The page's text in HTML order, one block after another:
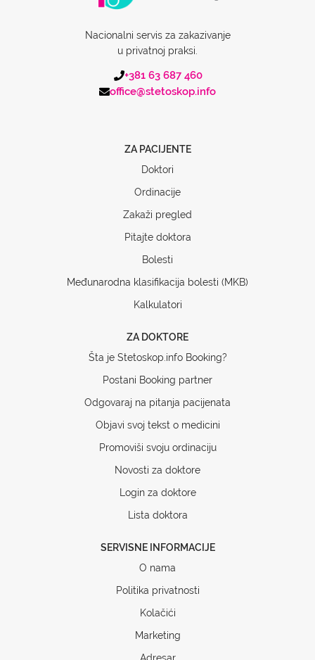
Nacionalni servis za zakazivanje
u privatnoj praksi.
+381 63 687 460
office@stetoskop.info
ZA PACIJENTE
Doktori
Ordinacije
Zakaži pregled
Pitajte doktora
Bolesti
Međunarodna klasifikacija bolesti (MKB)
Kalkulatori
ZA DOKTORE
Šta je Stetoskop.info Booking?
Postani Booking partner
Odgovaraj na pitanja pacijenata
Objavi svoj tekst o medicini
Promoviši svoju ordinaciju
Novosti za doktore
Login za doktore
Lista doktora
SERVISNE INFORMACIJE
O nama
Politika privatnosti
Kolačići
Marketing